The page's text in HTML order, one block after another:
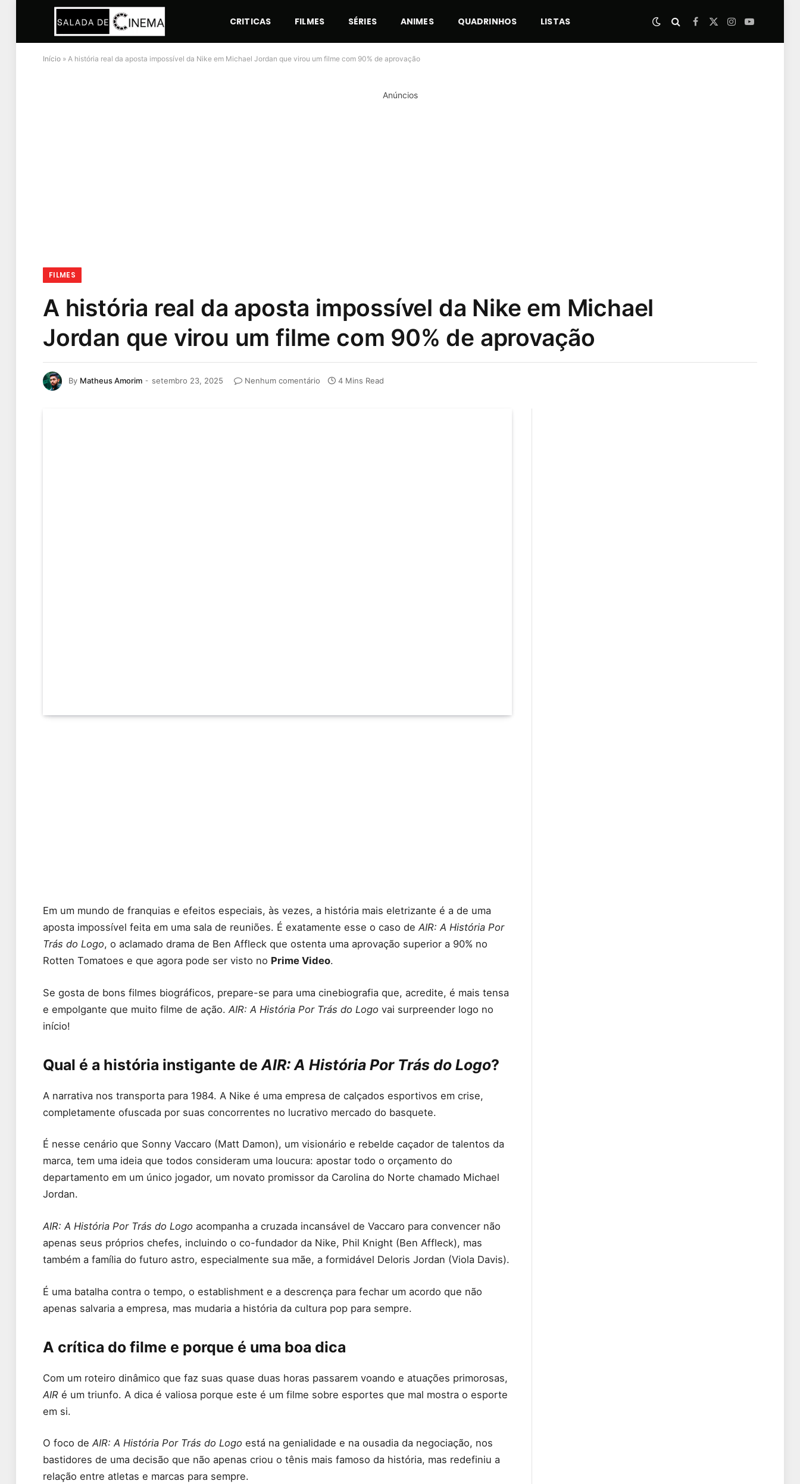
CRITICAS FILMES SÉRIES ANIMES QUADRINHOS LISTAS Facebook
X
Instagram
YouTube
Início » A história real da aposta impossível da Nike em Michael Jordan que virou um filme com 90% de aprovação
Anúncios
FILMES
A história real da aposta impossível da Nike em Michael
Jordan que virou um filme com 90% de aprovação
By Matheus Amorim setembro 23, 2025 Nenhum comentário 4 Mins Read
Em um mundo de franquias e efeitos especiais, às vezes, a história mais eletrizante é a de uma
aposta impossível feita em uma sala de reuniões. É exatamente esse o caso deAIR: A História Por
Trás do Logo, o aclamado drama de Ben Affleck que ostenta uma aprovação superior a 90% no
Rotten Tomatoes e que agora pode ser visto no Prime Video.
Se gosta de bons filmes biográficos, prepare-se para uma cinebiografia que, acredite, é mais tensa
e empolgante que muito filme de ação. AIR: A História Por Trás do Logo vai surpreender logo no
início!
Qual é a história instigante deAIR: A História Por Trás do Logo?
A narrativa nos transporta para 1984. A Nike é uma empresa de calçados esportivos em crise,
completamente ofuscada por suas concorrentes no lucrativo mercado do basquete.
É nesse cenário que Sonny Vaccaro (Matt Damon), um visionário e rebelde caçador de talentos da
marca, tem uma ideia que todos consideram uma loucura: apostar todo o orçamento do
departamento em um único jogador, um novato promissor da Carolina do Norte chamado Michael
Jordan.
AIR: A História Por Trás do Logo acompanha a cruzada incansável de Vaccaro para convencer não
apenas seus próprios chefes, incluindo o co-fundador da Nike, Phil Knight (Ben Affleck), mas
também a família do futuro astro, especialmente sua mãe, a formidável Deloris Jordan (Viola Davis).
É uma batalha contra o tempo, o establishment e a descrença para fechar um acordo que não
apenas salvaria a empresa, mas mudaria a história da cultura pop para sempre.
A crítica do filme e porque é uma boa dica
Com um roteiro dinâmico que faz suas quase duas horas passarem voando e atuações primorosas,
AIR é um triunfo. A dica é valiosa porque este é um filme sobre esportes que mal mostra o esporte
em si.
O foco deAIR: A História Por Trás do Logo está na genialidade e na ousadia da negociação, nos
bastidores de uma decisão que não apenas criou o tênis mais famoso da história, mas redefiniu a
relação entre atletas e marcas para sempre.